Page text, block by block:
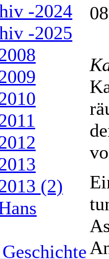
-2024
-2025
(2)